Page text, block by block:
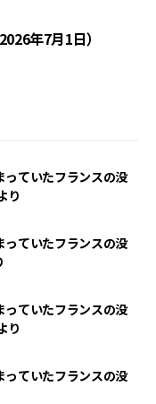
年7月1日）
っていたフランスの没
り
っていたフランスの没
っていたフランスの没
り
っていたフランスの没